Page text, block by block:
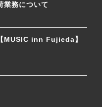
業務について
MUSIC inn Fujieda】